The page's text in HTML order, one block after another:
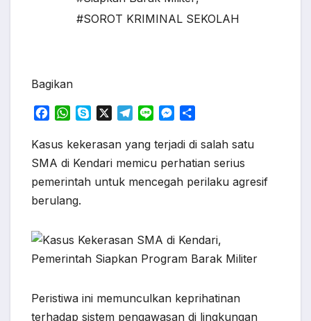
#SOROT KRIMINAL SEKOLAH
Bagikan
c
e
o
o
W
a
A
p
y
p
T
l
e
r
n
e
M
s
s
e
n
r
a
r
Kasus kekerasan yang terjadi di salah satu
SMA di Kendari memicu perhatian serius
pemerintah untuk mencegah perilaku agresif
berulang.
Peristiwa ini memunculkan keprihatinan
terhadap sistem pengawasan di lingkungan